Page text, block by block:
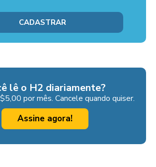
lê o H2 diariamente?
por mês. Cancele quando quiser.
Assine agora!